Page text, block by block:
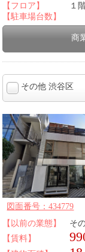
【フロア】
１
【駐車場台数】
商
その他 渋谷区
図面番号：434779
【以前の業態】
そ
【賃料】